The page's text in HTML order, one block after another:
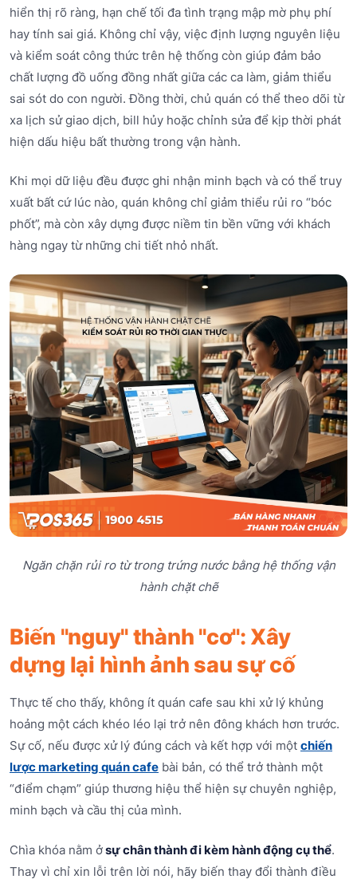
hiển thị rõ ràng, hạn chế tối đa tình trạng mập mờ phụ phí
hay tính sai giá. Không chỉ vậy, việc định lượng nguyên liệu
và kiểm soát công thức trên hệ thống còn giúp đảm bảo
chất lượng đồ uống đồng nhất giữa các ca làm, giảm thiểu
sai sót do con người. Đồng thời, chủ quán có thể theo dõi từ
xa lịch sử giao dịch, bill hủy hoặc chỉnh sửa để kịp thời phát
hiện dấu hiệu bất thường trong vận hành.
Khi mọi dữ liệu đều được ghi nhận minh bạch và có thể truy
xuất bất cứ lúc nào, quán không chỉ giảm thiểu rủi ro “bóc
phốt”, mà còn xây dựng được niềm tin bền vững với khách
hàng ngay từ những chi tiết nhỏ nhất.
Ngăn chặn rủi ro từ trong trứng nước bằng hệ thống vận
hành chặt chẽ
Biến "nguy" thành "cơ": Xây
dựng lại hình ảnh sau sự cố
Thực tế cho thấy, không ít quán cafe sau khi xử lý khủng
hoảng một cách khéo léo lại trở nên đông khách hơn trước.
Sự cố, nếu được xử lý đúng cách và kết hợp với một chiến
lược marketing quán cafe bài bản, có thể trở thành một
“điểm chạm” giúp thương hiệu thể hiện sự chuyên nghiệp,
minh bạch và cầu thị của mình.
Chìa khóa nằm ởsự chân thành đi kèm hành động cụ thể.
Thay vì chỉ xin lỗi trên lời nói, hãy biến thay đổi thành điều